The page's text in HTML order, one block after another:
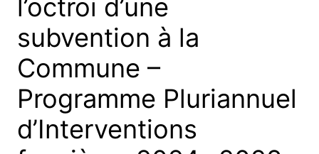
l’octroi d’une
subvention à la
Commune –
Programme Pluriannuel
d’Interventions